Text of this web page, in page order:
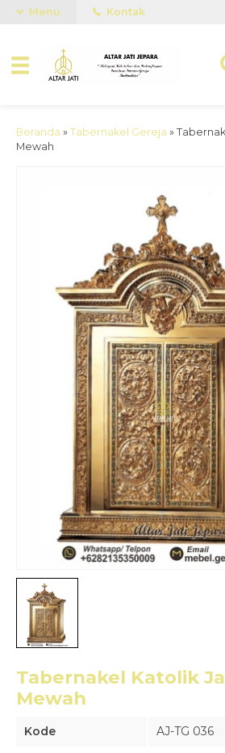
Menu Kontak
Beranda » Tabernakel Gereja »
Mewah
Tabernakel Katolik
Mewah
Kode AJ-TG 036